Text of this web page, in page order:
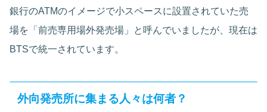
銀行のATMのイメージで小スペースに設置されていた売
場を「 前売専用場外発売場」と呼んでいましたが、 現在は
BTSで統一されています。
外向発売所に集まる人々は何者？